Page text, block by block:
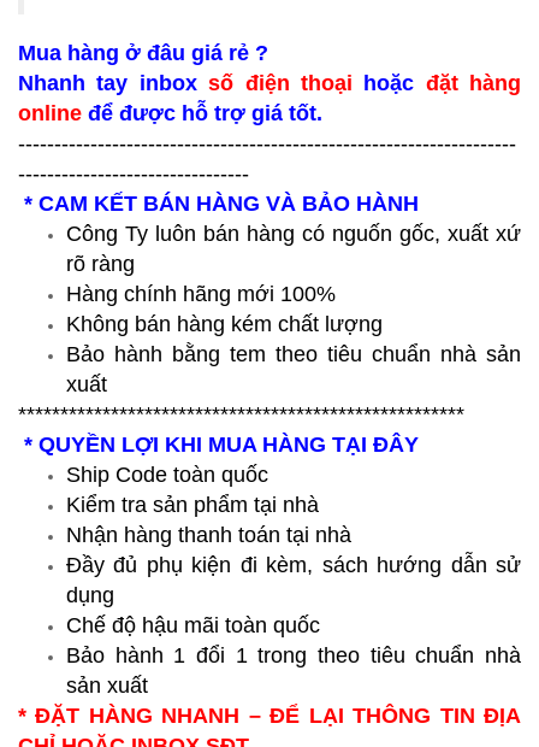
Mua hàng ở đâu giá rẻ ?
Nhanh tay inboxsố điện thoại hoặc đặt hàng
online để được hỗ trợ giá tốt.
---------------------------------------------------------------------
--------------------------------
* CAM KẾT BÁN HÀNG VÀ BẢO HÀNH
Công Ty luôn bán hàng có nguốn gốc, xuất xứ
rõ ràng
Hàng chính hãng mới 100%
Không bán hàng kém chất lượng
Bảo hành bằng tem theo tiêu chuẩn nhà sản
xuất
*****************************************************
* QUYỀN LỢI KHI MUA HÀNG TẠI ĐÂY
Ship Code toàn quốc
Kiểm tra sản phẩm tại nhà
Nhận hàng thanh toán tại nhà
Đầy đủ phụ kiện đi kèm, sách hướng dẫn sử
dụng
Chế độ hậu mãi toàn quốc
Bảo hành 1 đổi 1 trong theo tiêu chuẩn nhà
sản xuất
* ĐẶT HÀNG NHANH – ĐỂ LẠI THÔNG TIN ĐỊA